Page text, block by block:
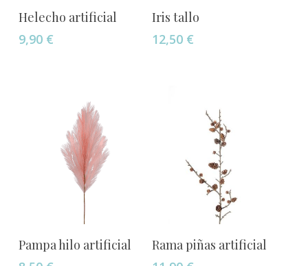
Añadir Al Carrito
Helecho artificial
9,90 €
Añadir Al Carrito
Iris tallo
12,50 €
Seleccionar Opciones
producto
Pampa hilo artificial
Añadir Al Carrito
Rama piñas artificial